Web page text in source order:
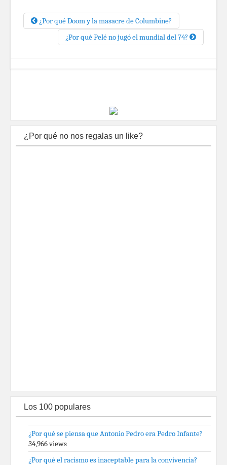
¿Por qué Doom y la masacre de Columbine?
¿Por qué Pelé no jugó el mundial del 74?
¿Por qué no nos regalas un like?
Los 100 populares
¿Por qué se piensa que Antonio Pedro era Pedro Infante?
34,966 views
¿Por qué el racismo es inaceptable para la convivencia?